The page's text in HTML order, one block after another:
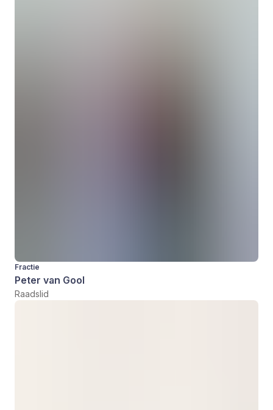
Fractie
Peter van Gool
Raadslid